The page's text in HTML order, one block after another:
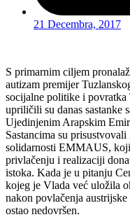
21 Decembra, 2017
S primarnim ciljem
autizam premijer
socijalne politike i
upriličili su danas sastanke
Ujedinjenim Arapskim
Sastancima su
solidarnosti EMMAUS,
privlačenju i realizaciji
istoka. Kada je u pitanju
kojeg je Vlada već uložila
nakon povlačenja
ostao nedovršen.